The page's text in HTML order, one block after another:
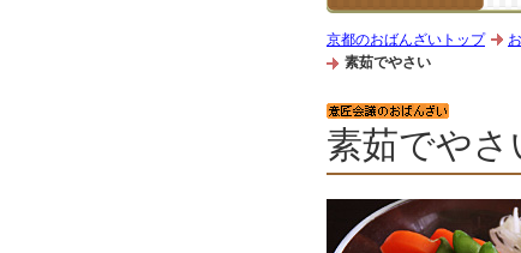
京都のおばんざいトップ
素茹でやさい
素茹でやさ